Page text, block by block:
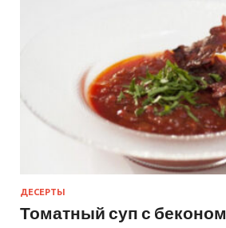
ДЕСЕРТЫ
Томатный суп с беконом